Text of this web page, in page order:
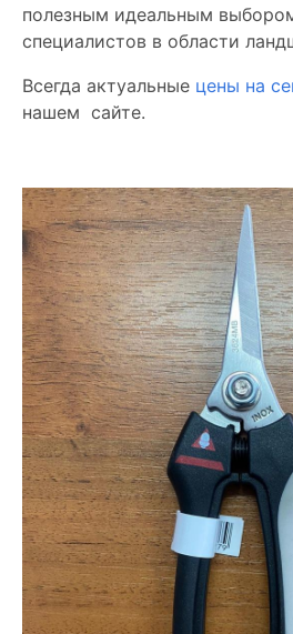
полезным идеальным
специалистов в области
Всегда актуальные цены на
нашем сайте.